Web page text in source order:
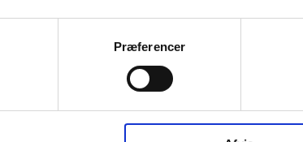
Præferencer
serie af løsninger, der danner
sammenhængende helhed.
Sensor sæbedispenser, designet af Knud